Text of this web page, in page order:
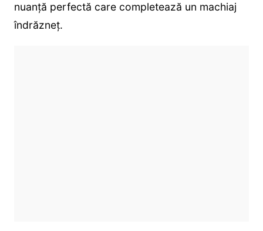
nuanță perfectă care completează un machiaj
îndrăzneț.